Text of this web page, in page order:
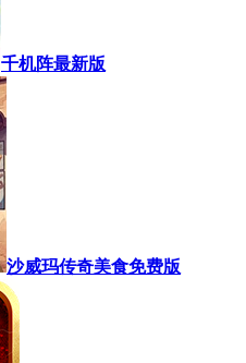
千机阵最新版
沙威玛传奇美食免费版